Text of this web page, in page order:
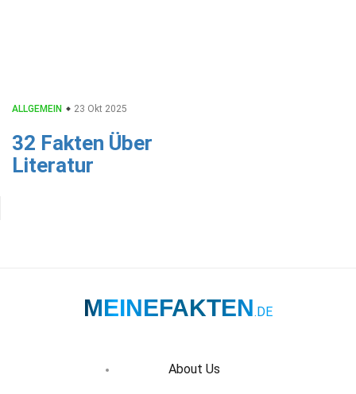
ALLGEMEIN 23 Okt 2025
32 Fakten Über
Literatur
MEINEFAKTEN.DE
About Us